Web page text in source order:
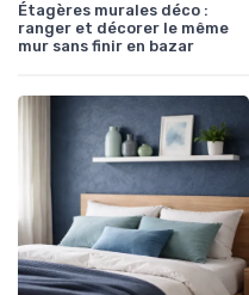
Étagères murales déco :
ranger et décorer le même
mur sans finir en bazar